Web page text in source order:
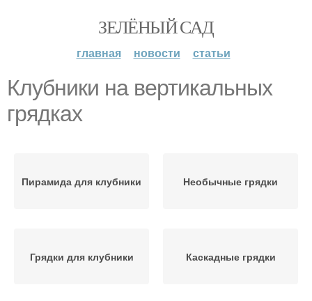
ЗЕЛЁНЫЙ САД
главная новости статьи
Клубники на вертикальных
грядках
Пирамида для клубники Необычные грядки
Грядки для клубники Каскадные грядки